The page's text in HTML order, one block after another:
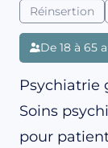
Réinsertion
De 18 à 65
Psychiatrie
Soins
pour